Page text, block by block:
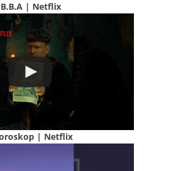
| Netflix
| Netflix